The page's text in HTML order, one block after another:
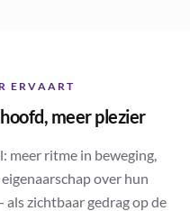
ERVAART
meer plezier
meer ritme in beweging,
over hun
zichtbaar gedrag op de